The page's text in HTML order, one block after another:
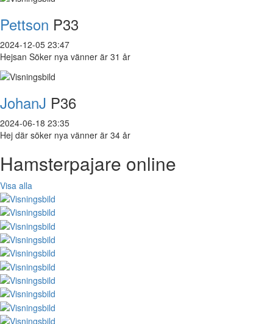
Pettson P33
2024-12-05 23:47
Hejsan Söker nya vänner är 31 år
JohanJ P36
2024-06-18 23:35
Hej där söker nya vänner är 34 år
Hamsterpajare online
Visa alla